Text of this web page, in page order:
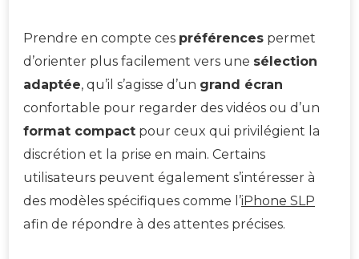
Prendre en compte ces préférences permet
d’orienter plus facilement vers une sélection
adaptée, qu’il s’agisse d’un grand écran
confortable pour regarder des vidéos ou d’un
format compact pour ceux qui privilégient la
discrétion et la prise en main. Certains
utilisateurs peuvent également s’intéresser à
des modèles spécifiques comme l’iPhone SLP
afin de répondre à des attentes précises.